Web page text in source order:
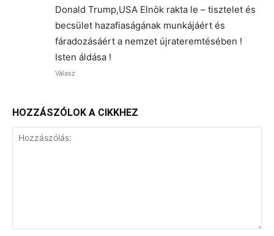
Donald Trump,USA Elnök rakta le – tisztelet és
becsület hazafiaságának munkájáért és
fáradozásáért a nemzet újrateremtésében !
Isten áldása !
Válasz
HOZZÁSZÓLOK A CIKKHEZ